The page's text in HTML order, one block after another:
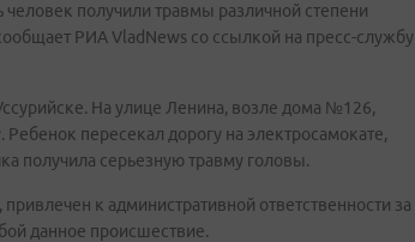
получили травмы различной степени
РИА VladNews со ссылкой на пресс-службу
На улице Ленина, возле дома №126,
пересекал дорогу на электросамокате,
получила серьезную травму головы.
к административной ответственности за
данное происшествие.